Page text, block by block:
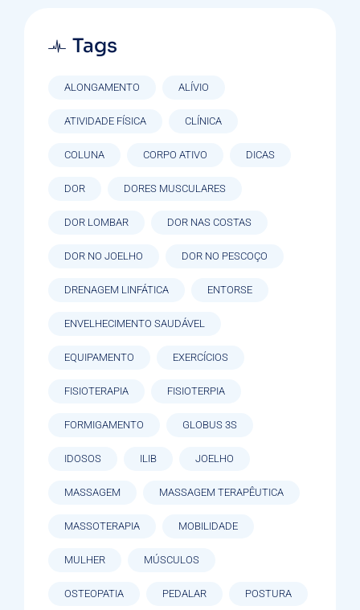
Tags
ALONGAMENTO ALÍVIO
ATIVIDADE FÍSICA CLÍNICA
COLUNA CORPO ATIVO DICAS
DOR DORES MUSCULARES
DOR LOMBAR DOR NAS COSTAS
DOR NO JOELHO DOR NO PESCOÇO
DRENAGEM LINFÁTICA ENTORSE
ENVELHECIMENTO SAUDÁVEL
EQUIPAMENTO EXERCÍCIOS
FISIOTERAPIA FISIOTERPIA
FORMIGAMENTO GLOBUS 3S
IDOSOS ILIB JOELHO
MASSAGEM MASSAGEM TERAPÊUTICA
MASSOTERAPIA MOBILIDADE
MULHER MÚSCULOS
OSTEOPATIA PEDALAR POSTURA